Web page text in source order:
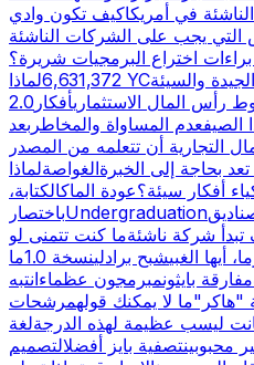
في أمريكاكيف تكون وادي
يجب على الشركات الناشئة
اختراع البرمجيات شريرة؟
6,631,372 لماذا YCوالسيئة
2.0
رأس المال الاستثماريأفكار
الصيفعدم المساواة والمخاطر بعد
التجارية أن تتعلمه من المصدر
بحاجة إلى الخبرةالغواصةلماذا
أفكار سيئة؟عودة الماكالكتابة،
باختصارUndergraduation
شركة ناشئةما كنت تتمنى لو
أيها الغبيشبح برادلينسخة 1.0
ما
مفارقة بايثونمبرمجون عظماءانتبه
"هاكر"ما لا يمكنك قولهمرشحات
ليسب عظيمة لهذه الدرجةلغة
محبوبينتصفية بايز أفضلالتصميم